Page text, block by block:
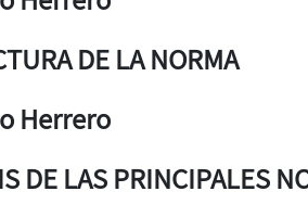
DE LA NORMA
Herrero
DE LAS PRINCIPALES